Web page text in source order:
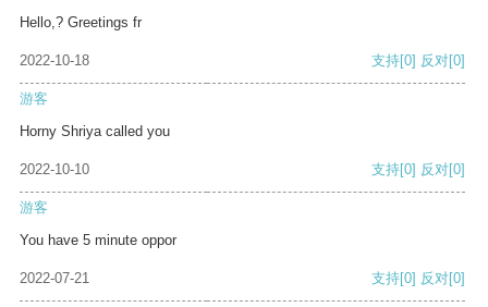
Hello,? Greetings fr
2022-10-18 支持[0] 反对[0]
游客
Horny Shriya called you
2022-10-10 支持[0] 反对[0]
游客
You have 5 minute oppor
2022-07-21 支持[0] 反对[0]